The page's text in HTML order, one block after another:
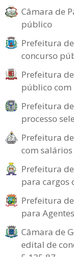
Câmara de
público
Prefeitura
concurso
Prefeitura
público com
Prefeitura
processo
Prefeitura
com salários
Prefeitura
para cargos
Prefeitura
para
Câmara de
edital de